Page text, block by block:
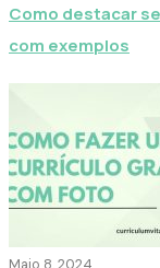
Como destacar
com exemplos
Maio 8, 2024